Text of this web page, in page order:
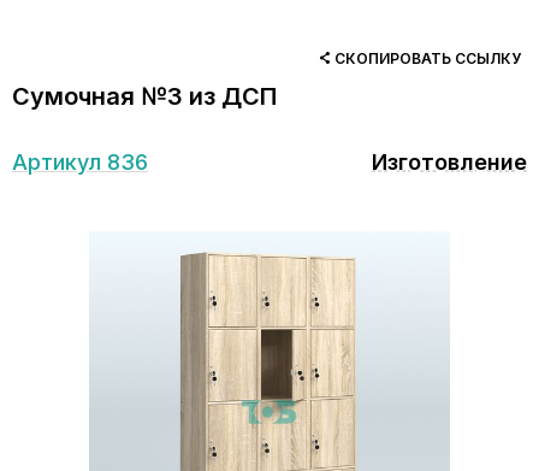
СКОПИРОВАТЬ ССЫЛКУ
Сумочная №3 из ДСП
Артикул 836 Изготовление